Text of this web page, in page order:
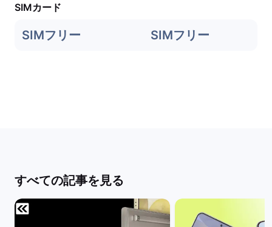
SIMカード
SIMフリー SIMフリー
すべての記事を見る